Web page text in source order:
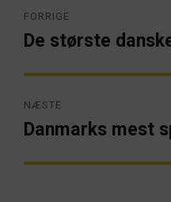
FORRIGE
Forrige
artikel:
De største
NÆSTE
Næste
Danmarks mest